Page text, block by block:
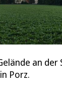
an der
Porz.